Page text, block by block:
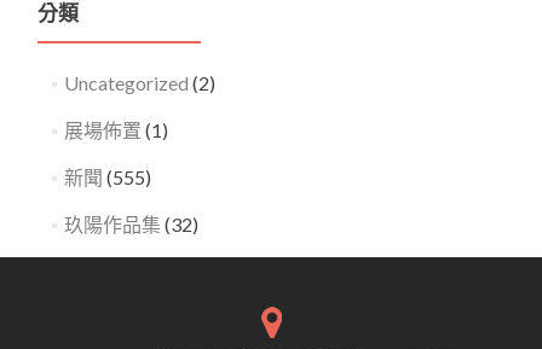
分類
Uncategorized (2)
展場佈置 (1)
新聞 (555)
玖陽作品集 (32)